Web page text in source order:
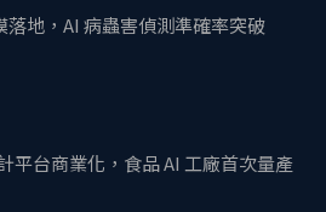
落地，AI 病蟲害偵測準確率突破
平台商業化，食品 AI 工廠首次量產